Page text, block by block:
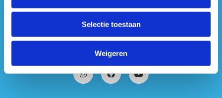
Selectie toestaan
Weigeren
#sportersbelevenmeer
ook op sociale media